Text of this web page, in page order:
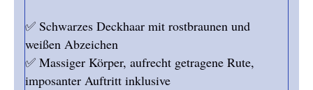
✅ Schwarzes Deckhaar mit rostbraunen und
weißen Abzeichen
✅ Massiger Körper, aufrecht getragene Rute,
imposanter Auftritt inklusive